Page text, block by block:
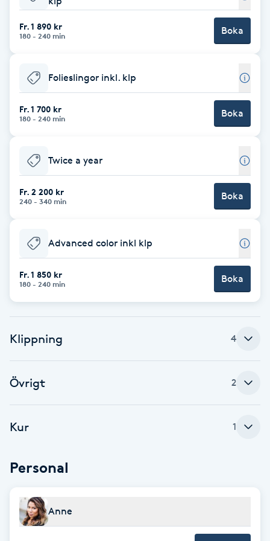
Babylights
Balayage
Barber
Barnklippning
BIAB
Blowout
Bottenfärg
Brynplockning
Bröllopsuppsättning
Coachning
Color correction
Fr. 1 890 kr
180 - 240 min Boka
Folieslingor inkl. klp
Fr. 1 700 kr
180 - 240 min Boka
Twice a year
Fr. 2 200 kr
240 - 340 min Boka
Advanced color inkl klp
Fr. 1 850 kr
180 - 240 min Boka
Klippning 4
Övrigt 2
Kur 1
Personal
Anne